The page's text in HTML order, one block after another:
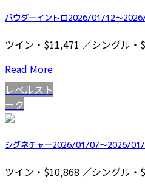
パウダーイントロ2026/01/12～
ツイン・$11,471 ／シングル・
Read More
レベルスト
ーク
シグネチャー2026/01/07～2026/
ツイン・$10,868 ／シングル・